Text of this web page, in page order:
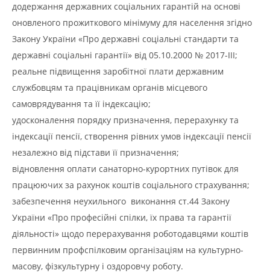
додержання державних соціальних гарантій на основі
оновленого прожиткового мінімуму для населення згідно
Закону України «Про державні соціальні стандарти та
державні соціальні гарантії» від 05.10.2000 № 2017-III;
реальне підвищення заробітної плати державним
службовцям та працівникам органів місцевого
самоврядування та її індексацію;
удосконалення порядку призначення, перерахунку та
індексації пенсії, створення рівних умов індексації пенсії
незалежно від підстави її призначення;
відновлення оплати санаторно-курортних путівок для
працюючих за рахунок коштів соціального страхування;
забезпечення неухильного виконання ст.44 Закону
України «Про професійні спілки, їх права та гарантії
діяльності» щодо перерахування роботодавцями коштів
первинним профспілковим організаціям на культурно-
масову, фізкультурну і оздоровчу роботу.